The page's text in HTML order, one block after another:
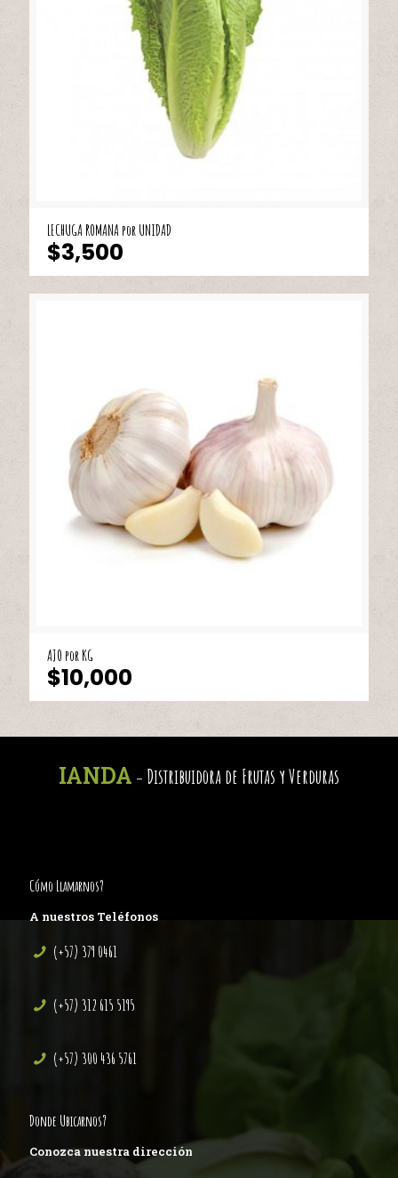
LECHUGA ROMANA por UNIDAD
$3,500
AJO por KG
$10,000
IANDA - Distribuidora de Frutas y Verduras
Cómo Llamarnos?
A nuestros Teléfonos
(+57) 379 0461
(+57) 312 615 5195
(+57) 300 436 5761
Donde Ubicarnos?
Conozca nuestra dirección